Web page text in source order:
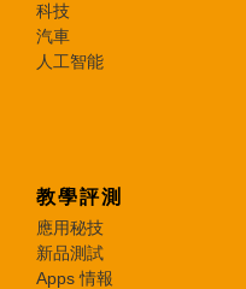
科技
汽車
人工智能
教學評測
應用秘技
新品測試
Apps 情報